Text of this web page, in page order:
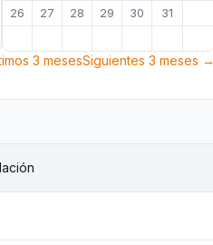
26
27 28 29 30 31
3 mesesSiguientes 3 meses →